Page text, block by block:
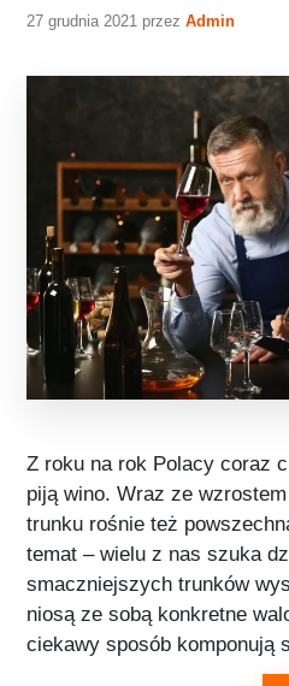
27 grudnia 2021 przez Admin
Z roku na rok Polacy coraz
piją wino. Wraz ze
trunku rośnie też
temat – wielu z nas szuka
smaczniejszych trunków
niosą ze sobą konkretne
ciekawy sposób komponują